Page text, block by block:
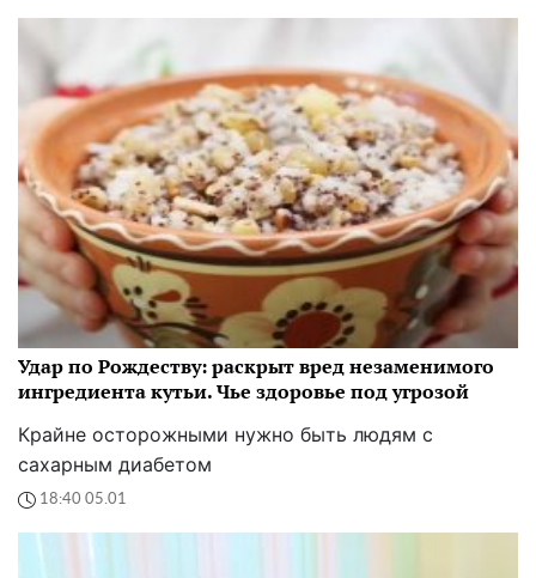
Удар по Рождеству: раскрыт вред незаменимого
ингредиента кутьи. Чье здоровье под угрозой
Крайне осторожными нужно быть людям с
сахарным диабетом
18:40 05.01